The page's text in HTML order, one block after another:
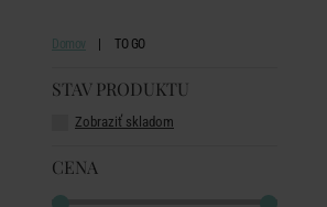
Domov TO GO
STAV PRODUKTU
Zobraziť skladom
CENA